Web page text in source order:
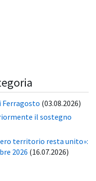
Ferragosto (03.08.2026)
il sostegno
territorio resta unito»:
2026 (16.07.2026)